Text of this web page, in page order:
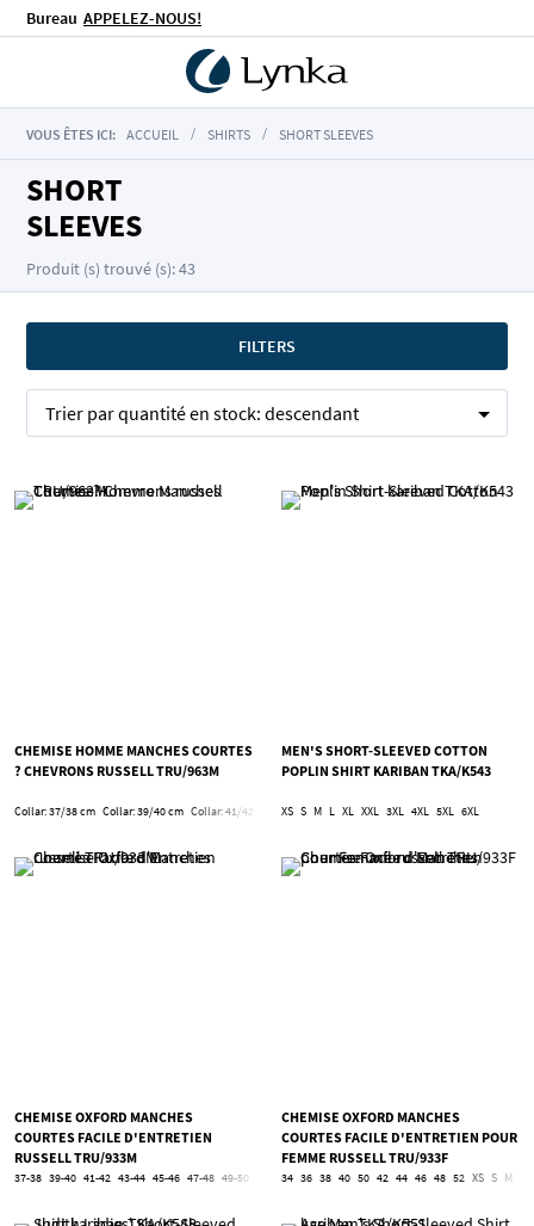
Bureau APPELEZ-NOUS!
VOUS ÊTES ICI: ACCUEIL SHIRTS SHORT SLEEVES
SHORT
SLEEVES
Produit (s) trouvé (s): 43
FILTERS
Trier parquantité en stock: descendant
CHEMISE HOMME MANCHES COURTES
? CHEVRONS RUSSELL TRU/963M
Collar: 37/38 cm Collar: 39/40 cm Collar: 41/42 cm Collar: 43/44 cm Collar: 45/46 cm Collar: 47/48
MEN'S SHORT-SLEEVED COTTON
POPLIN SHIRT KARIBAN TKA/K543
XS S M L XL XXL 3XL 4XL 5XL 6XL
CHEMISE OXFORD MANCHES
COURTES FACILE D'ENTRETIEN
RUSSELL TRU/933M
37-38 39-40 41-42 43-44 45-46 47-48 49-50 51-52 53-54 5XL 6XL
CHEMISE OXFORD MANCHES
COURTES FACILE D'ENTRETIEN POUR
FEMME RUSSELL TRU/933F
34 36 38 40 50 42 44 46 48 52 XS S M